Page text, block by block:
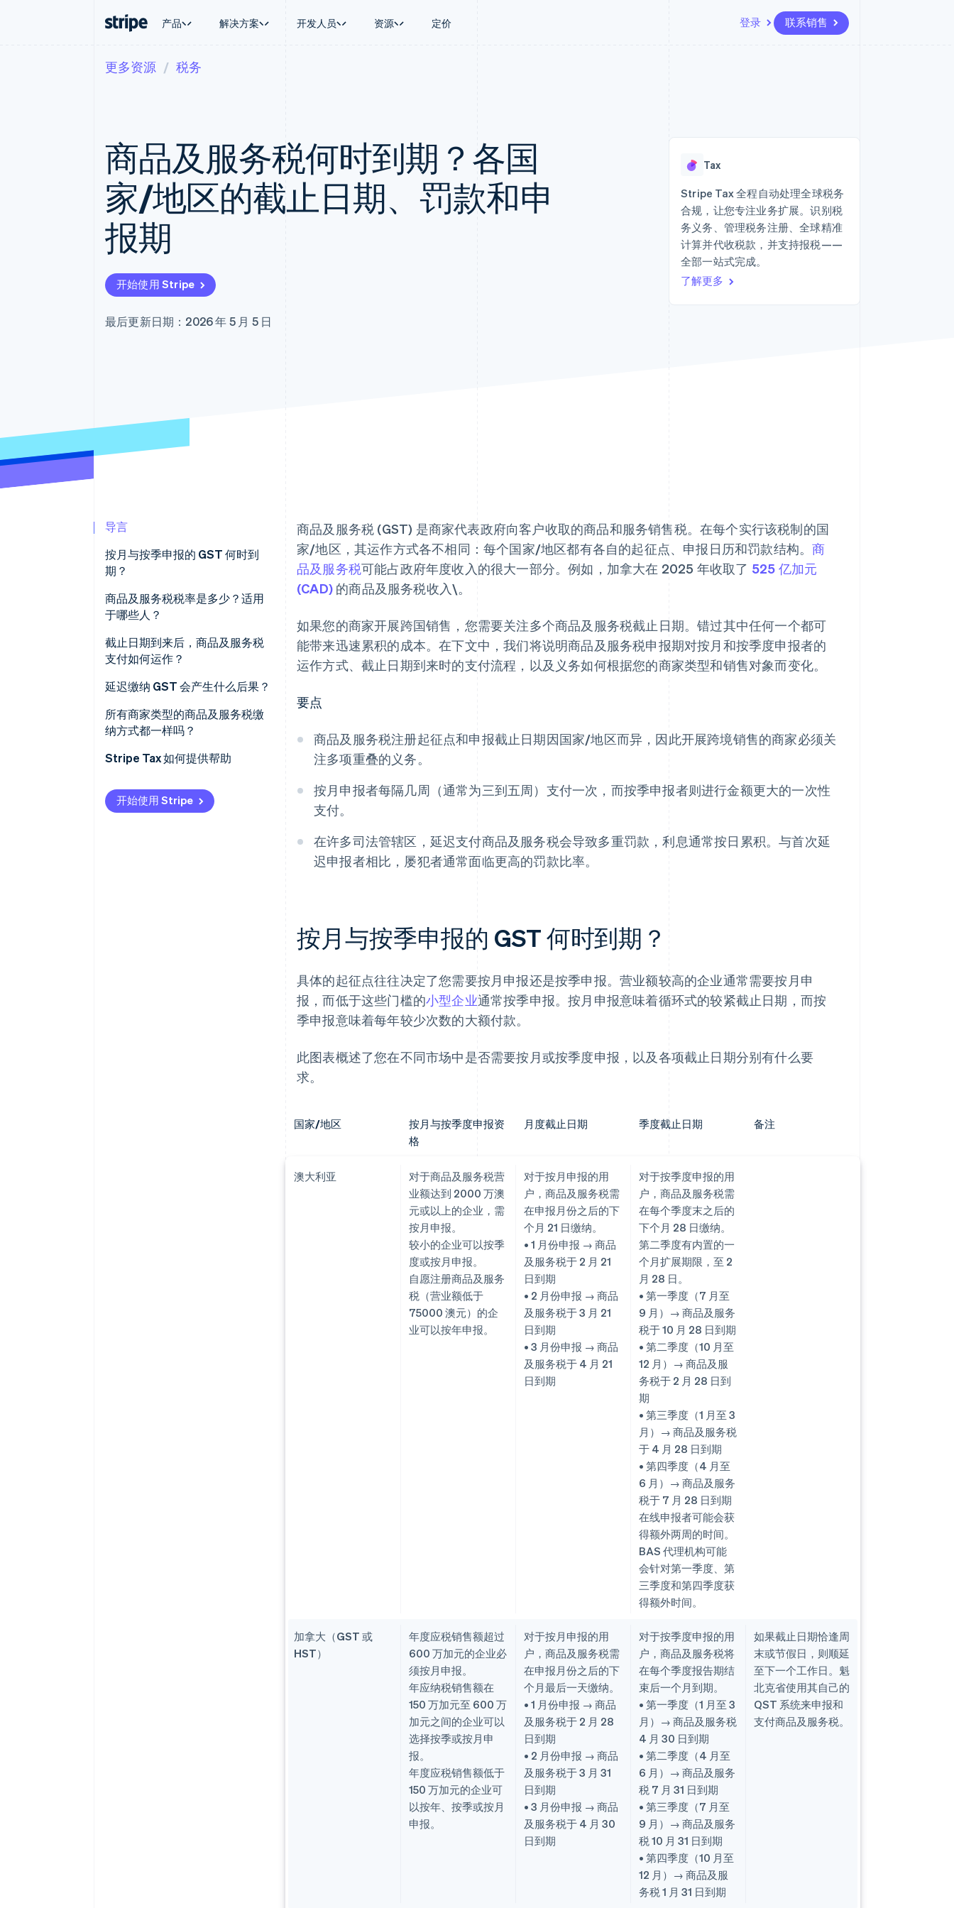
产品 解决方案 开发人员 资源 定价 登录 联系销售
预构建支付界面
灵活的 UI 组件
Access to 125+
支付成功率优化
按用量计费
Subscriptions
订阅管理
Invoicing
一次性或定期账单
Tax
钱包、稳定币发行和发卡基础设
施
Radar
初创企业注册
Climate
碳移除
嵌入式金融
财务自动化
全球化企业
应用内支付
交易市场
资金管理
平台
酒店、旅游与休闲
保险
媒体与娱乐
非营利组织
专业服务
公共部门
管理订阅
提供按用量计费
发行稳定币支持的支付卡
使用代理预配和管理服务
API 状态
新闻编辑室
Stripe Press
更多资源 税务
商品及服务税何时到期？各国
家/地区的截止日期、罚款和申
报期
开始使用 Stripe
最后更新日期：2026 年 5 月 5 日
Tax
Stripe Tax 全程自动处理全球税务
合规，让您专注业务扩展。识别税
务义务、管理税务注册、全球精准
计算并代收税款，并支持报税——
全部一站式完成。
了解更多
导言
按月与按季申报的 GST 何时到
期？
商品及服务税税率是多少？适用
于哪些人？
澳大利亚
加拿大
新西兰
新加坡
巴布亚新几内亚
截止日期到来后，商品及服务税
支付如何运作？
延迟缴纳 GST 会产生什么后果？
澳大利亚
印度
所有商家类型的商品及服务税缴
纳方式都一样吗？
Stripe Tax 如何提供帮助
开始使用 Stripe
商品及服务税 (GST) 是商家代表政府向客户收取的商品和服务销售税。在每个实行该税制的国
家/地区，其运作方式各不相同：每个国家/地区都有各自的起征点、申报日历和罚款结构。商
品及服务税可能占政府年度收入的很大一部分。例如，加拿大在 2025 年收取了 525 亿加元
(CAD) 的商品及服务税收入\。
如果您的商家开展跨国销售，您需要关注多个商品及服务税截止日期。错过其中任何一个都可
能带来迅速累积的成本。在下文中，我们将说明商品及服务税申报期对按月和按季度申报者的
运作方式、截止日期到来时的支付流程，以及义务如何根据您的商家类型和销售对象而变化。
要点
商品及服务税注册起征点和申报截止日期因国家/地区而异，因此开展跨境销售的商家必须关
注多项重叠的义务。
按月申报者每隔几周（通常为三到五周）支付一次，而按季申报者则进行金额更大的一次性
支付。
在许多司法管辖区，延迟支付商品及服务税会导致多重罚款，利息通常按日累积。与首次延
迟申报者相比，屡犯者通常面临更高的罚款比率。
按月与按季申报的 GST 何时到期？
具体的起征点往往决定了您需要按月申报还是按季申报。营业额较高的企业通常需要按月申
报，而低于这些门槛的小型企业通常按季申报。按月申报意味着循环式的较紧截止日期，而按
季申报意味着每年较少次数的大额付款。
此图表概述了您在不同市场中是否需要按月或按季度申报，以及各项截止日期分别有什么要
求。
国家/地区
按月与按季度申报资
格
月度截止日期 季度截止日期 备注
澳大利亚
对于商品及服务税营
业额达到 2000 万澳
元或以上的企业，需
按月申报。
较小的企业可以按季
度或按月申报。
自愿注册商品及服务
税（营业额低于
75000 澳元）的企
业可以按年申报。
对于按月申报的用
户，商品及服务税需
在申报月份之后的下
个月 21 日缴纳。
• 1 月份申报 → 商品
及服务税于 2 月 21
日到期
• 2 月份申报 → 商品
及服务税于 3 月 21
日到期
• 3 月份申报 → 商品
及服务税于 4 月 21
日到期
对于按季度申报的用
户，商品及服务税需
在每个季度末之后的
下个月 28 日缴纳。
第二季度有内置的一
个月扩展期限，至 2
月 28 日。
• 第一季度（7 月至
9 月）→ 商品及服务
税于 10 月 28 日到期
• 第二季度（10 月至
12 月）→ 商品及服
务税于 2 月 28 日到
期
• 第三季度（1 月至 3
月）→ 商品及服务税
于 4 月 28 日到期
• 第四季度（4 月至
6 月）→ 商品及服务
税于 7 月 28 日到期
在线申报者可能会获
得额外两周的时间。
BAS 代理机构可能
会针对第一季度、第
三季度和第四季度获
得额外时间。
加拿大（GST 或
HST）
年度应税销售额超过
600 万加元的企业必
须按月申报。
年应纳税销售额在
150 万加元至 600 万
加元之间的企业可以
选择按季或按月申
报。
年度应税销售额低于
150 万加元的企业可
以按年、按季或按月
申报。
对于按月申报的用
户，商品及服务税需
在申报月份之后的下
个月最后一天缴纳。
• 1 月份申报 → 商品
及服务税于 2 月 28
日到期
• 2 月份申报 → 商品
及服务税于 3 月 31
日到期
• 3 月份申报 → 商品
及服务税于 4 月 30
日到期
对于按季度申报的用
户，商品及服务税将
在每个季度报告期结
束后一个月到期。
• 第一季度（1 月至 3
月）→ 商品及服务税
4 月 30 日到期
• 第二季度（4 月至
6 月）→ 商品及服务
税 7 月 31 日到期
• 第三季度（7 月至
9 月）→ 商品及服务
税 10 月 31 日到期
• 第四季度（10 月至
12 月）→ 商品及服
务税 1 月 31 日到期
如果截止日期恰逢周
末或节假日，则顺延
至下一个工作日。魁
北克省使用其自己的
QST 系统来申报和
支付商品及服务税。